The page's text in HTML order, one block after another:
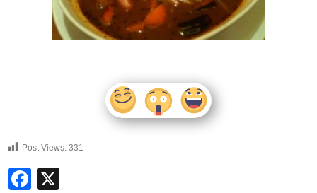
Post Views: 331
Facebook